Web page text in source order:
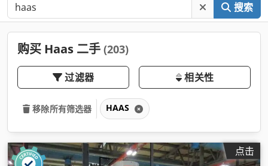
搜索
购买 Haas 二手 (203)
过滤器 相关性
移除所有筛选器 HAAS
点击